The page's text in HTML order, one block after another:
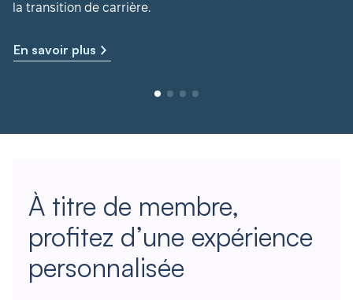
la transition de carrière.
En savoir plus
À titre de membre,
profitez d’une expérience
personnalisée